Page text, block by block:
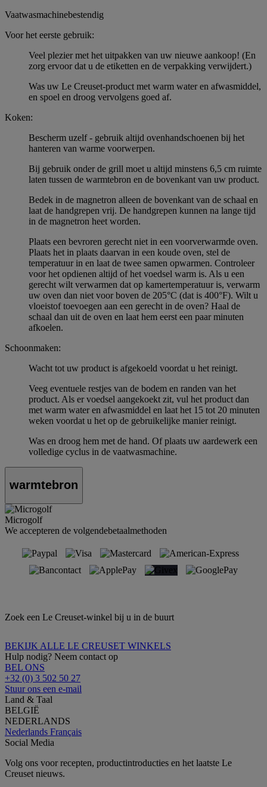
Vaatwasmachinebestendig
Voor het eerste gebruik:
Veel plezier met het uitpakken van uw nieuwe aankoop! (En
zorg ervoor dat u de etiketten en de verpakking verwijdert.)
Was uw Le Creuset-product met warm water en afwasmiddel,
en spoel en droog vervolgens goed af.
Koken:
Bescherm uzelf - gebruik altijd ovenhandschoenen bij het
hanteren van warme voorwerpen.
Bij gebruik onder de grill moet u altijd minstens 6,5 cm ruimte
laten tussen de warmtebron en de bovenkant van uw product.
Bedek in de magnetron alleen de bovenkant van de schaal en
laat de handgrepen vrij. De handgrepen kunnen na lange tijd
in de magnetron heet worden.
Plaats een bevroren gerecht niet in een voorverwarmde oven.
Plaats het in plaats daarvan in een koude oven, stel de
temperatuur in en laat de twee samen opwarmen. Controleer
voor het opdienen altijd of het voedsel warm is. Als u een
gerecht wilt verwarmen dat op kamertemperatuur is, verwarm
uw oven dan niet voor boven de 205°C (dat is 400°F). Wilt u
vloeistof toevoegen aan een gerecht in de oven? Haal de
schaal dan uit de oven en laat hem eerst een paar minuten
afkoelen.
Schoonmaken:
Wacht tot uw product is afgekoeld voordat u het reinigt.
Veeg eventuele restjes van de bodem en randen van het
product. Als er voedsel aangekoekt zit, vul het product dan
met warm water en afwasmiddel en laat het 15 tot 20 minuten
weken voordat u het op de gebruikelijke manier reinigt.
Was en droog hem met de hand. Of plaats uw aardewerk een
volledige cyclus in de vaatwasmachine.
warmtebron
Microgolf
We accepteren de volgendebetaalmethoden
Zoek een Le Creuset-winkel bij u in de buurt
BEKIJK ALLE LE CREUSET WINKELS
Hulp nodig? Neem contact op
BEL ONS
+32 (0) 3 502 50 27
Stuur ons een e-mail
Land & Taal
BELGIË
NEDERLANDS
Nederlands Français
Social Media
Volg ons voor recepten, productintroducties en het laatste Le
Creuset nieuws.